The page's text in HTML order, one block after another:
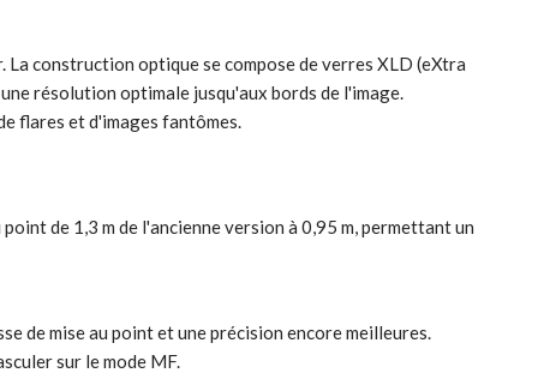
construction optique se compose de verres XLD (eXtra
résolution optimale jusqu'aux bords de l'image.
flares et d'images fantômes.
de 1,3 m de l'ancienne version à 0,95 m, permettant un
de mise au point et une précision encore meilleures.
sur le mode MF.